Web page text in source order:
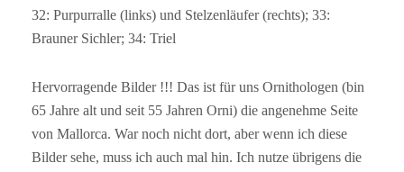
32: Purpurralle (links) und Stelzenläufer (rechts); 33:
Brauner Sichler; 34: Triel
Hervorragende Bilder !!! Das ist für uns Ornithologen (bin
65 Jahre alt und seit 55 Jahren Orni) die angenehme Seite
von Mallorca. War noch nicht dort, aber wenn ich diese
Bilder sehe, muss ich auch mal hin. Ich nutze übrigens die